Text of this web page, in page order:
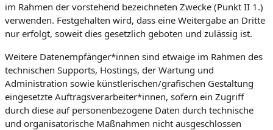
im Rahmen der vorstehend bezeichneten Zwecke (Punkt II 1.)
verwenden. Festgehalten wird, dass eine Weitergabe an Dritte
nur erfolgt, soweit dies gesetzlich geboten und zulässig ist.
Weitere Datenempfänger*innen sind etwaige im Rahmen des
technischen Supports, Hostings, der Wartung und
Administration sowie künstlerischen/grafischen Gestaltung
eingesetzte Auftragsverarbeiter*innen, sofern ein Zugriff
durch diese auf personenbezogene Daten durch technische
und organisatorische Maßnahmen nicht ausgeschlossen